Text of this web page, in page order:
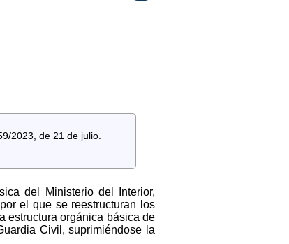
2023, de 21 de julio.
del Ministerio del Interior,
el que se reestructuran los
estructura orgánica básica de
Civil, suprimiéndose la